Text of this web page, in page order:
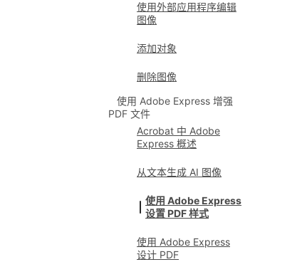
使用外部应用程序编辑
图像
添加对象
删除图像
使用 Adobe Express 增强
PDF 文件
Acrobat 中 Adobe
Express 概述
从文本生成 AI 图像
使用 Adobe Express
设置 PDF 样式
使用 Adobe Express
设计 PDF